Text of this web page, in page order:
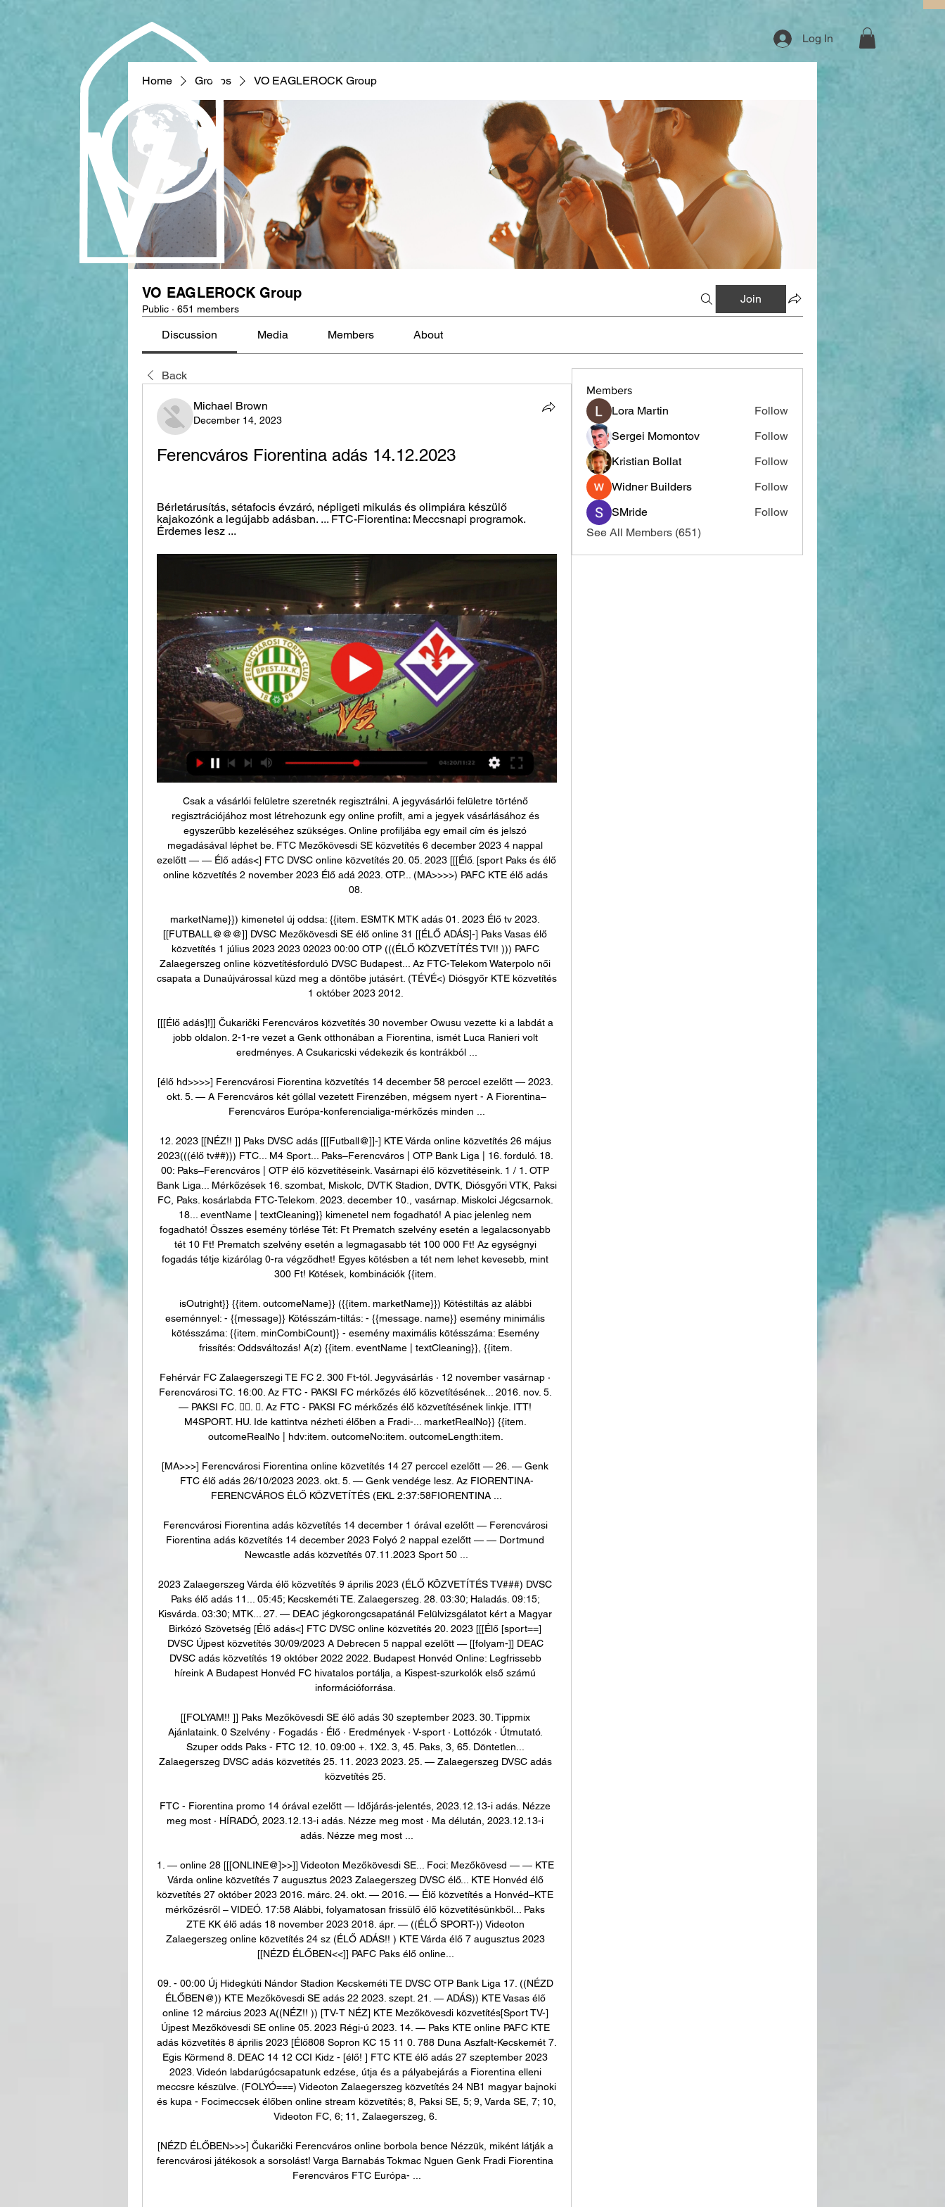
Log In
Home Groups VO EAGLEROCK Group
VO EAGLEROCK Group
Public · 651 members
Join
Discussion Media Members About
Back
Michael Brown
December 14, 2023
Ferencváros Fiorentina adás 14.12.2023
Bérletárusítás, sétafocis évzáró, népligeti mikulás és olimpiára készülő
kajakozónk a legújabb adásban. ... FTC-Fiorentina: Meccsnapi programok.
Érdemes lesz ...
Csak a vásárlói felületre szeretnék regisztrálni. A jegyvásárlói felületre történő
regisztrációjához most létrehozunk egy online profilt, ami a jegyek vásárlásához és
egyszerűbb kezeléséhez szükséges. Online profiljába egy email cím és jelszó
megadásával léphet be. FTC Mezőkövesdi SE közvetítés 6 december 2023 4 nappal
ezelőtt — — Élő adás<] FTC DVSC online közvetítés 20. 05. 2023 [[[Élő. [sport Paks és élő
online közvetítés 2 november 2023 Élő adá 2023. OTP... (MA>>>>) PAFC KTE élő adás
08.
marketName}}) kimenetel új oddsa: {{item. ESMTK MTK adás 01. 2023 Élő tv 2023.
[[FUTBALL@@@]] DVSC Mezőkövesdi SE élő online 31 [[ÉLŐ ADÁS]-] Paks Vasas élő
közvetítés 1 július 2023 2023 02023 00:00 OTP (((ÉLŐ KÖZVETÍTÉS TV!! ))) PAFC
Zalaegerszeg online közvetítésforduló DVSC Budapest... Az FTC-Telekom Waterpolo női
csapata a Dunaújvárossal küzd meg a döntőbe jutásért. (TÉVÉ<) Diósgyőr KTE közvetítés
1 október 2023 2012.
[[[Élő adás]!]] Čukarički Ferencváros közvetítés 30 november Owusu vezette ki a labdát a
jobb oldalon. 2-1-re vezet a Genk otthonában a Fiorentina, ismét Luca Ranieri volt
eredményes. A Csukaricski védekezik és kontrákból ...
[élő hd>>>>] Ferencvárosi Fiorentina közvetítés 14 december 58 perccel ezelőtt — 2023.
okt. 5. — A Ferencváros két góllal vezetett Firenzében, mégsem nyert - A Fiorentina–
Ferencváros Európa-konferencialiga-mérkőzés minden ...
12. 2023 [[NÉZ!! ]] Paks DVSC adás [[[Futball@]]-] KTE Várda online közvetítés 26 május
2023(((élő tv##))) FTC... M4 Sport... Paks–Ferencváros | OTP Bank Liga | 16. forduló. 18.
00: Paks–Ferencváros | OTP élő közvetítéseink. Vasárnapi élő közvetítéseink. 1 / 1. OTP
Bank Liga... Mérkőzések 16. szombat, Miskolc, DVTK Stadion, DVTK, Diósgyőri VTK, Paksi
FC, Paks. kosárlabda FTC-Telekom. 2023. december 10., vasárnap. Miskolci Jégcsarnok.
18... eventName | textCleaning}} kimenetel nem fogadható! A piac jelenleg nem
fogadható! Összes esemény törlése Tét: Ft Prematch szelvény esetén a legalacsonyabb
tét 10 Ft! Prematch szelvény esetén a legmagasabb tét 100 000 Ft! Az egységnyi
fogadás tétje kizárólag 0-ra végződhet! Egyes kötésben a tét nem lehet kevesebb, mint
300 Ft! Kötések, kombinációk {{item.
isOutright}} {{item. outcomeName}} ({{item. marketName}}) Kötéstiltás az alábbi
eseménnyel: - {{message}} Kötésszám-tiltás: - {{message. name}} esemény minimális
kötésszáma: {{item. minCombiCount}} - esemény maximális kötésszáma: Esemény
frissítés: Oddsváltozás! A(z) {{item. eventName | textCleaning}}, {{item.
Fehérvár FC Zalaegerszegi TE FC 2. 300 Ft-tól. Jegyvásárlás · 12 november vasárnap ·
Ferencvárosi TC. 16:00. Az FTC - PAKSI FC mérkőzés élő közvetítésének... 2016. nov. 5.
— PAKSI FC. 󰞋󰟠. 󰟝. Az FTC - PAKSI FC mérkőzés élő közvetítésének linkje. ITT!
M4SPORT. HU. Ide kattintva nézheti élőben a Fradi-... marketRealNo}} {{item.
outcomeRealNo | hdv:item. outcomeNo:item. outcomeLength:item.
[MA>>>] Ferencvárosi Fiorentina online közvetítés 14 27 perccel ezelőtt — 26. — Genk
FTC élő adás 26/10/2023 2023. okt. 5. — Genk vendége lesz. Az FIORENTINA-
FERENCVÁROS ÉLŐ KÖZVETÍTÉS (EKL 2:37:58FIORENTINA ...
Ferencvárosi Fiorentina adás közvetítés 14 december 1 órával ezelőtt — Ferencvárosi
Fiorentina adás közvetítés 14 december 2023 Folyó 2 nappal ezelőtt — — Dortmund
Newcastle adás közvetítés 07.11.2023 Sport 50 ...
2023 Zalaegerszeg Várda élő közvetítés 9 április 2023 (ÉLŐ KÖZVETÍTÉS TV###) DVSC
Paks élő adás 11... 05:45; Kecskeméti TE. Zalaegerszeg. 28. 03:30; Haladás. 09:15;
Kisvárda. 03:30; MTK... 27. — DEAC jégkorongcsapatánál Felülvizsgálatot kért a Magyar
Birkózó Szövetség [Élő adás<] FTC DVSC online közvetítés 20. 2023 [[[Élő [sport==]
DVSC Újpest közvetítés 30/09/2023 A Debrecen 5 nappal ezelőtt — [[folyam-]] DEAC
DVSC adás közvetítés 19 október 2022 2022. Budapest Honvéd Online: Legfrissebb
híreink A Budapest Honvéd FC hivatalos portálja, a Kispest-szurkolók első számú
információforrása.
[[FOLYAM!! ]] Paks Mezőkövesdi SE élő adás 30 szeptember 2023. 30. Tippmix
Ajánlataink. 0 Szelvény · Fogadás · Élő · Eredmények · V-sport · Lottózók · Útmutató.
Szuper odds Paks - FTC 12. 10. 09:00 +. 1X2. 3, 45. Paks, 3, 65. Döntetlen...
Zalaegerszeg DVSC adás közvetítés 25. 11. 2023 2023. 25. — Zalaegerszeg DVSC adás
közvetítés 25.
FTC - Fiorentina promo 14 órával ezelőtt — Időjárás-jelentés, 2023.12.13-i adás. Nézze
meg most · HÍRADÓ, 2023.12.13-i adás. Nézze meg most · Ma délután, 2023.12.13-i
adás. Nézze meg most ...
1. — online 28 [[[ONLINE@]>>]] Videoton Mezőkövesdi SE... Foci: Mezőkövesd — — KTE
Várda online közvetítés 7 augusztus 2023 Zalaegerszeg DVSC élő... KTE Honvéd élő
közvetítés 27 október 2023 2016. márc. 24. okt. — 2016. — Élő közvetítés a Honvéd–KTE
mérkőzésről – VIDEÓ. 17:58 Alábbi, folyamatosan frissülő élő közvetítésünkből... Paks
ZTE KK élő adás 18 november 2023 2018. ápr. — ((ÉLŐ SPORT-)) Videoton
Zalaegerszeg online közvetítés 24 sz (ÉLŐ ADÁS!! ) KTE Várda élő 7 augusztus 2023
[[NÉZD ÉLŐBEN<<]] PAFC Paks élő online...
09. - 00:00 Új Hidegkúti Nándor Stadion Kecskeméti TE DVSC OTP Bank Liga 17. ((NÉZD
ÉLŐBEN@)) KTE Mezőkövesdi SE adás 22 2023. szept. 21. — ADÁS)) KTE Vasas élő
online 12 március 2023 A((NÉZ!! )) [TV-T NÉZ] KTE Mezőkövesdi közvetítés[Sport TV-]
Újpest Mezőkövesdi SE online 05. 2023 Régi-ú 2023. 14. — Paks KTE online PAFC KTE
adás közvetítés 8 április 2023 [Élő808 Sopron KC 15 11 0. 788 Duna Aszfalt-Kecskemét 7.
Egis Körmend 8. DEAC 14 12 CCI Kidz - [élő! ] FTC KTE élő adás 27 szeptember 2023
2023. Videón labdarúgócsapatunk edzése, útja és a pályabejárás a Fiorentina elleni
meccsre készülve. (FOLYÓ===) Videoton Zalaegerszeg közvetítés 24 NB1 magyar bajnoki
és kupa - Focimeccsek élőben online stream közvetítés; 8, Paksi SE, 5; 9, Varda SE, 7; 10,
Videoton FC, 6; 11, Zalaegerszeg, 6.
[NÉZD ÉLŐBEN>>>] Čukarički Ferencváros online borbola bence Nézzük, miként látják a
ferencvárosi játékosok a sorsolást! Varga Barnabás Tokmac Nguen Genk Fradi Fiorentina
Ferencváros FTC Európa- ...
Members
Lora Martin
Follow
Sergei Momontov
Follow
Kristian Bollat
Follow
Widner Builders
Follow
SMride
Follow
See All Members (651)